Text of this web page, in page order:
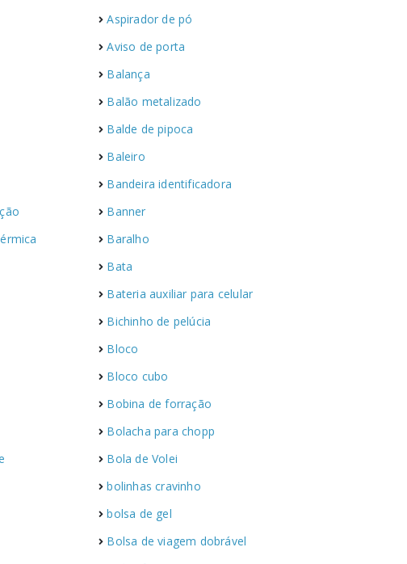
Aspirador de pó
Aviso de porta
Balança
Balão metalizado
Balde de pipoca
Baleiro
Bandeira identificadora
Banner
Baralho
Bata
Bateria auxiliar para celular
Bichinho de pelúcia
Bloco
Bloco cubo
Bobina de forração
Bolacha para chopp
Bola de Volei
bolinhas cravinho
bolsa de gel
Bolsa de viagem dobrável